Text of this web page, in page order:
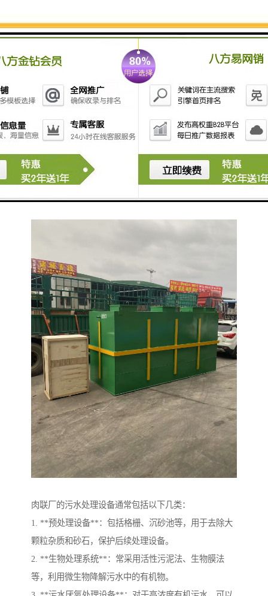
中的细菌和药物成分被有效去除。
- 采用紫外线消毒或者化学消毒剂进行进一步处理，确
保排放水质安全。
6. **污水回用系统**：
- 将处理后的污水用于非饮用水用途，如冲厕、园艺
等。
使用这些设备时，需要遵循相关的废物处理法规，确保
处理过程安全、有效。选购时也应考虑设备的处理能
肉联厂的污水处理设备通常包括以下几类：
1. **预处理设备**：包括格栅、沉砂池等，用于去除大
颗粒杂质和砂石，保护后续处理设备。
2. **生物处理系统**：常采用活性污泥法、生物膜法
等，利用微生物降解污水中的有机物。